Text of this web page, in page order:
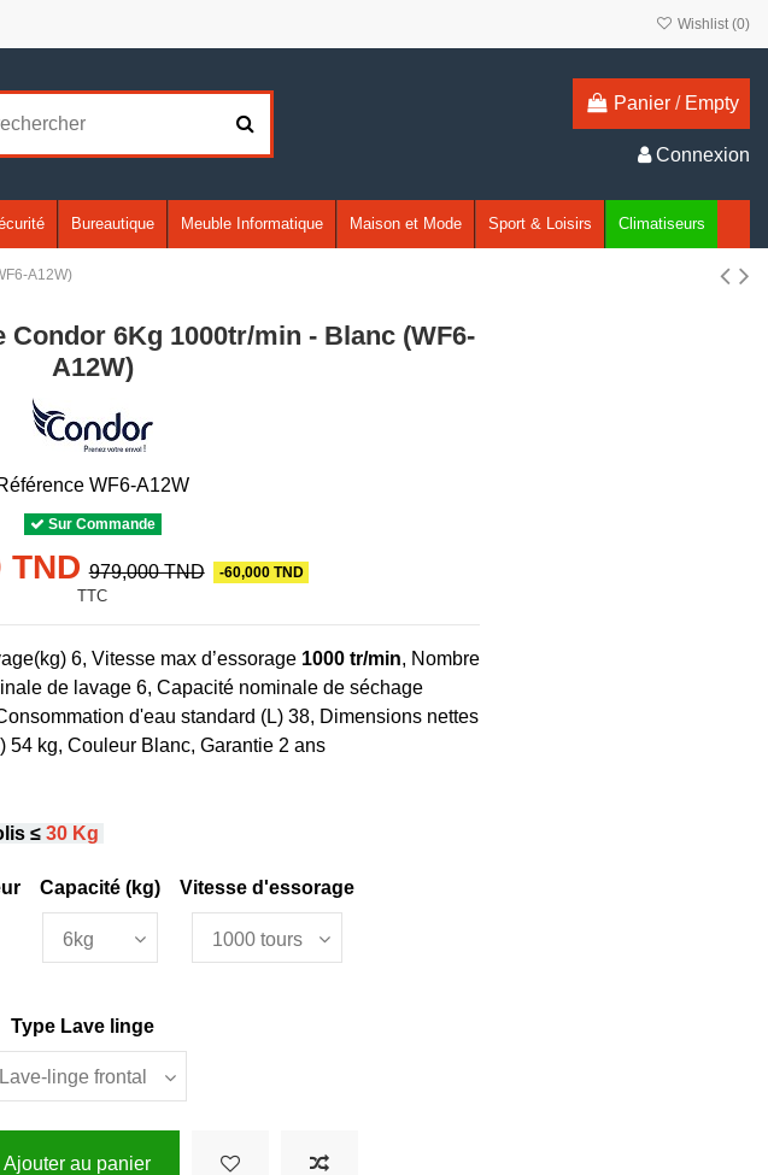
Wishlist (0)
Panier / Empty
Connexion
Bureautique Meuble Informatique Maison et Mode Sport & Loisirs Climatiseurs
A12W)
Condor 6Kg 1000tr/min - Blanc (WF6-
A12W)
WF6-A12W
Sur Commande
TND 979,000 TND -60,000 TND
TTC
6, Vitesse max d’essorage 1000 tr/min, Nombre
de lavage 6, Capacité nominale de séchage
d'eau standard (L) 38, Dimensions nettes
54 kg, Couleur Blanc, Garantie 2 ans
≤ 30 Kg
Capacité (kg) Vitesse d'essorage
Type Lave linge
Ajouter au panier